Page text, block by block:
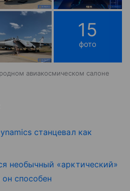
15
фото
авиакосмическом салоне
станцевал как
необычный «арктический»
способен